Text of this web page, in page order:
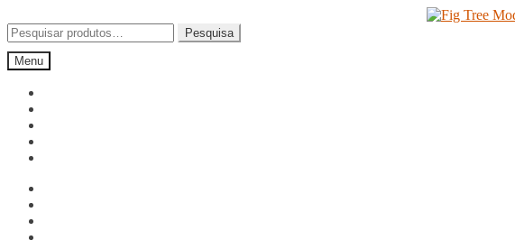
para
a
navegação
para
o
conteúdo
Pesquisar
por:
Pesquisa
Menu